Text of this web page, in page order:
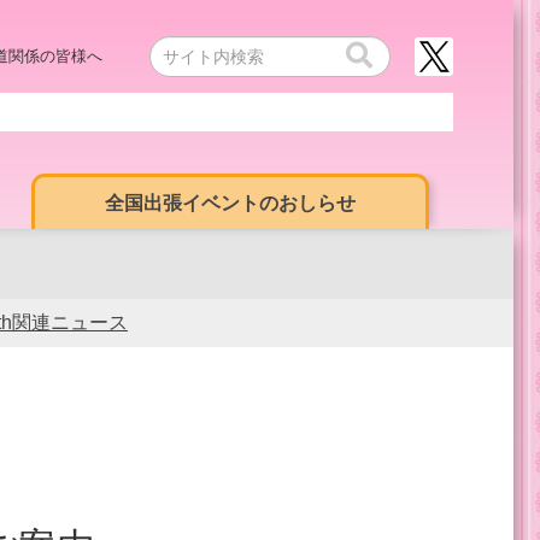
全国出張イベントのおしらせ
関係の皆様へ
関連ニュース